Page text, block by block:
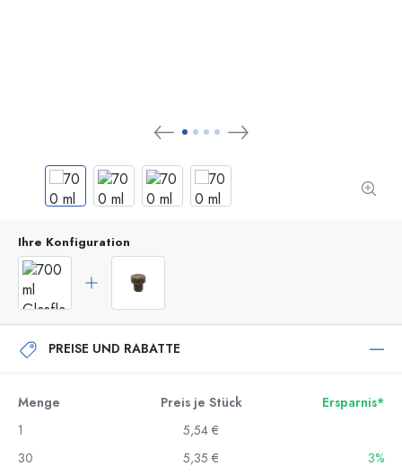
Ihre Konfiguration
PREISE UND RABATTE
Menge Preis je Stück
Ersparnis*
1
5,54 €
30
5,35 €
3%